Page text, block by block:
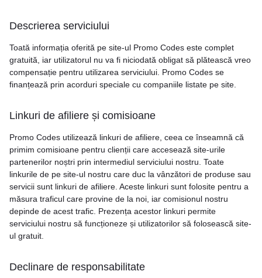
Descrierea serviciului
Toată informația oferită pe site-ul Promo Codes este complet
gratuită, iar utilizatorul nu va fi niciodată obligat să plătească vreo
compensație pentru utilizarea serviciului. Promo Codes se
finanțează prin acorduri speciale cu companiile listate pe site.
Linkuri de afiliere și comisioane
Promo Codes utilizează linkuri de afiliere, ceea ce înseamnă că
primim comisioane pentru clienții care accesează site-urile
partenerilor noștri prin intermediul serviciului nostru. Toate
linkurile de pe site-ul nostru care duc la vânzători de produse sau
servicii sunt linkuri de afiliere. Aceste linkuri sunt folosite pentru a
măsura traficul care provine de la noi, iar comisionul nostru
depinde de acest trafic. Prezența acestor linkuri permite
serviciului nostru să funcționeze și utilizatorilor să folosească site-
ul gratuit.
Declinare de responsabilitate